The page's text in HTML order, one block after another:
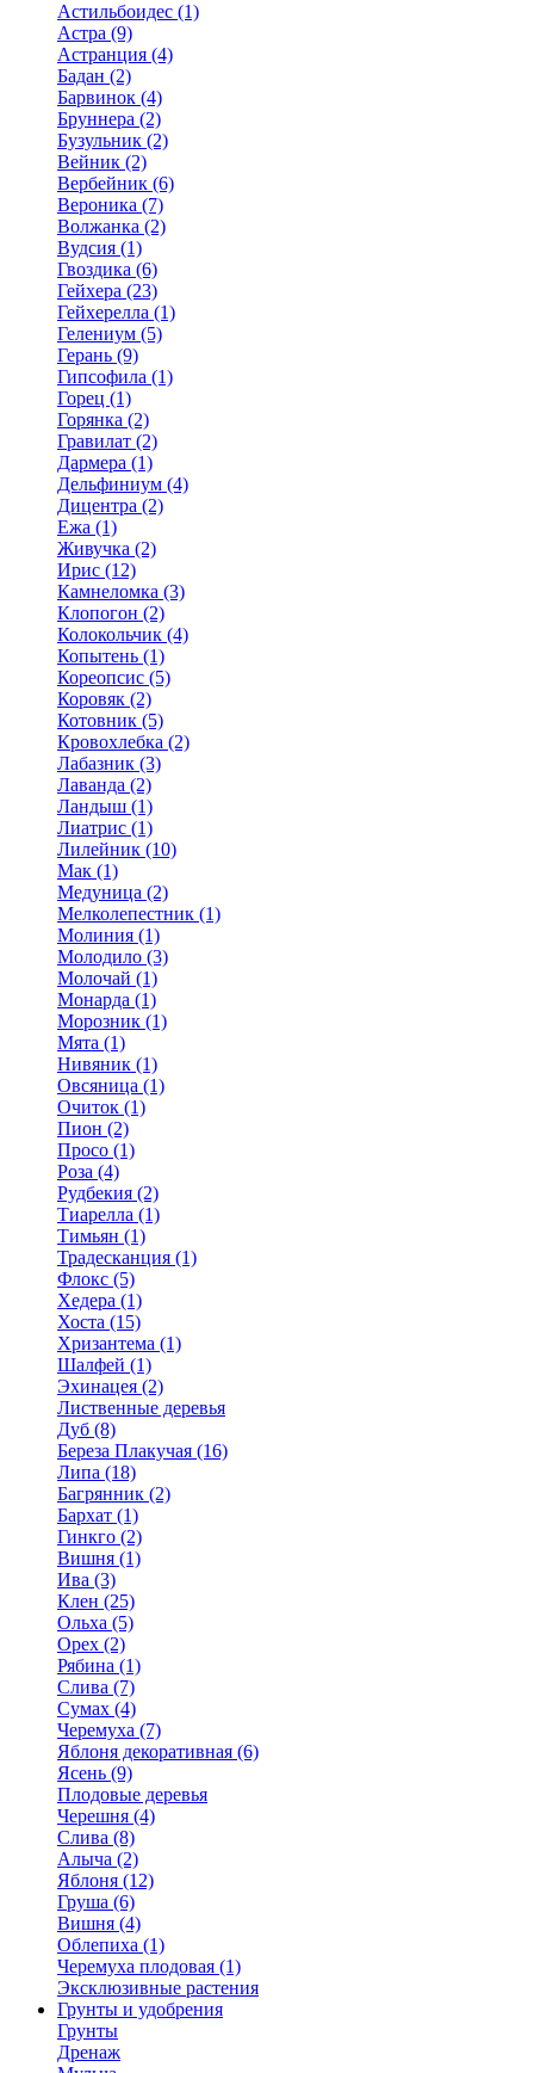
Астильбоидес (1)
Астра (9)
Астранция (4)
Бадан (2)
Барвинок (4)
Бруннера (2)
Бузульник (2)
Вейник (2)
Вербейник (6)
Вероника (7)
Волжанка (2)
Вудсия (1)
Гвоздика (6)
Гейхера (23)
Гейхерелла (1)
Гелениум (5)
Герань (9)
Гипсофила (1)
Горец (1)
Горянка (2)
Гравилат (2)
Дармера (1)
Дельфиниум (4)
Дицентра (2)
Ежа (1)
Живучка (2)
Ирис (12)
Камнеломка (3)
Клопогон (2)
Колокольчик (4)
Копытень (1)
Кореопсис (5)
Коровяк (2)
Котовник (5)
Кровохлебка (2)
Лабазник (3)
Лаванда (2)
Ландыш (1)
Лиатрис (1)
Лилейник (10)
Мак (1)
Медуница (2)
Мелколепестник (1)
Молиния (1)
Молодило (3)
Молочай (1)
Монарда (1)
Морозник (1)
Мята (1)
Нивяник (1)
Овсяница (1)
Очиток (1)
Пион (2)
Просо (1)
Роза (4)
Рудбекия (2)
Тиарелла (1)
Тимьян (1)
Традесканция (1)
Флокс (5)
Хедера (1)
Хоста (15)
Хризантема (1)
Шалфей (1)
Эхинацея (2)
Лиственные деревья
Дуб (8)
Береза Плакучая (16)
Липа (18)
Багрянник (2)
Бархат (1)
Гинкго (2)
Вишня (1)
Ива (3)
Клен (25)
Ольха (5)
Орех (2)
Рябина (1)
Слива (7)
Сумах (4)
Черемуха (7)
Яблоня декоративная (6)
Ясень (9)
Плодовые деревья
Черешня (4)
Слива (8)
Алыча (2)
Яблоня (12)
Груша (6)
Вишня (4)
Облепиха (1)
Черемуха плодовая (1)
Эксклюзивные растения
Грунты и удобрения
Грунты
Дренаж